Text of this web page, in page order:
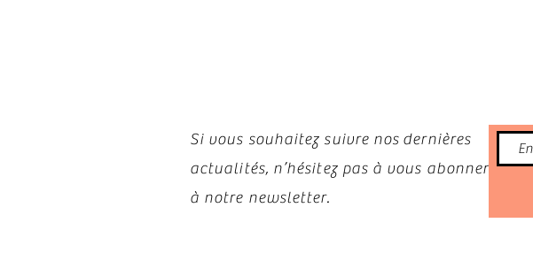
Si vous souhaitez suivre nos dernières
actualités, n’hésitez pas à vous abonner
à notre newsletter.